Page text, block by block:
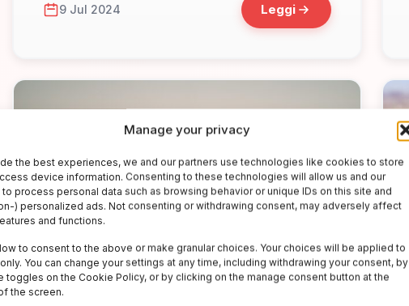
Manage your privacy
the best experiences, we and our partners use technologies like cookies to store
device information. Consenting to these technologies will allow us and our
process personal data such as browsing behavior or unique IDs on this site and
) personalized ads. Not consenting or withdrawing consent, may adversely affect
and functions.
to consent to the above or make granular choices. Your choices will be applied to
You can change your settings at any time, including withdrawing your consent, by
toggles on the Cookie Policy, or by clicking on the manage consent button at the
the screen.
9 Jul 2024 Leggi